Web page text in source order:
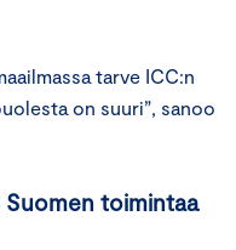
tarve ICC:n
on suuri”, sanoo
Suomen toimintaa